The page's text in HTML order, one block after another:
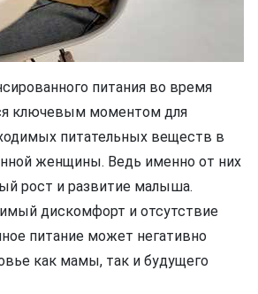
питания во время
ключевым моментом для
питательных веществ в
женщины. Ведь именно от них
рост и развитие малыша.
дискомфорт и отсутствие
питание может негативно
как мамы, так и будущего